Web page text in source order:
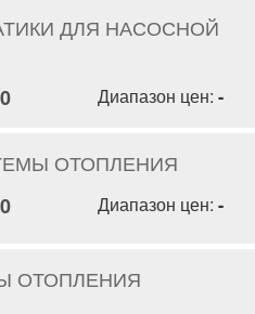
ДЛЯ НАСОСНОЙ
0 Диапазон цен:-
ОТОПЛЕНИЯ
0 Диапазон цен:-
ОТОПЛЕНИЯ